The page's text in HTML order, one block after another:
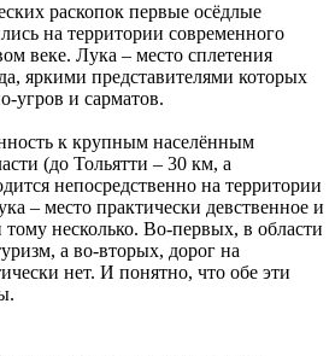
раскопок первые осёдлые
на территории современного
веке. Лука – место сплетения
яркими представителями которых
угров и сарматов.
к крупным населённым
(до Тольятти – 30 км, а
непосредственно на территории
– место практически девственное и
несколько. Во-первых, в области
а во-вторых, дорог на
нет. И понятно, что обе эти